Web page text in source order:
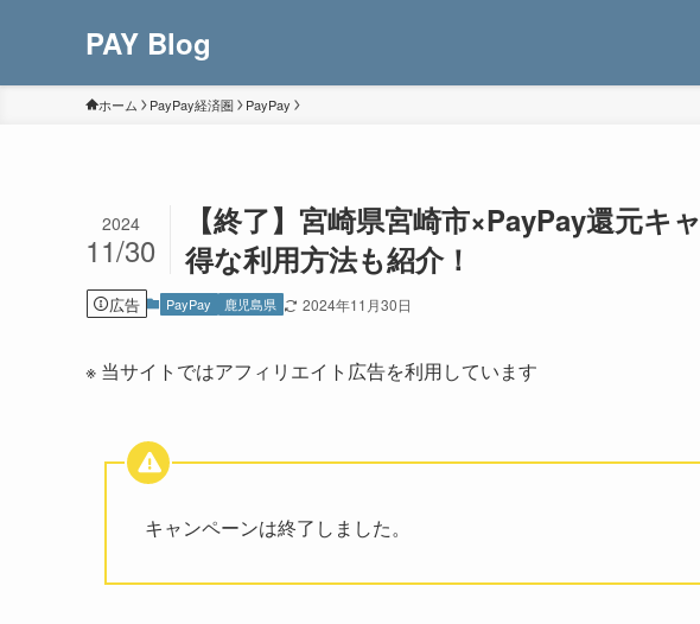
PAY Blog
ホーム PayPay経済圏 PayPay
【終了】宮崎県宮崎市×PayPay還元
得な利用方法も紹介！
2024
11/30
広告 PayPay 鹿児島県 2024年11月30日
※ 当サイトではアフィリエイト広告を利用しています
キャンペーンは終了しました。